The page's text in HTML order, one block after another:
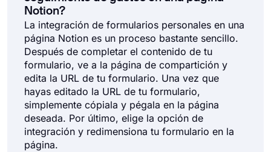
Notion?
La integración de formularios personales en una
página Notion es un proceso bastante sencillo.
Después de completar el contenido de tu
formulario, ve a la página de compartición y
edita la URL de tu formulario. Una vez que
hayas editado la URL de tu formulario,
simplemente cópiala y pégala en la página
deseada. Por último, elige la opción de
integración y redimensiona tu formulario en la
página.